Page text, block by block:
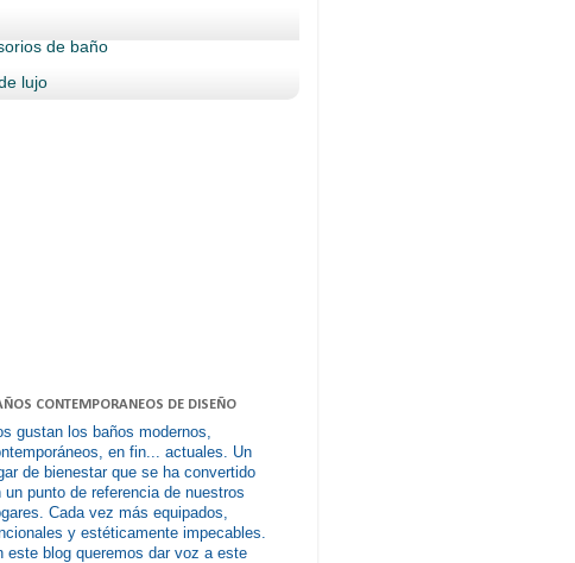
de baño
lujo
CONTEMPORANEOS DE DISEÑO
gustan los baños modernos,
en fin... actuales. Un
de bienestar que se ha convertido
un punto de referencia de nuestros
Cada vez más equipados,
y estéticamente impecables.
este blog queremos dar voz a este